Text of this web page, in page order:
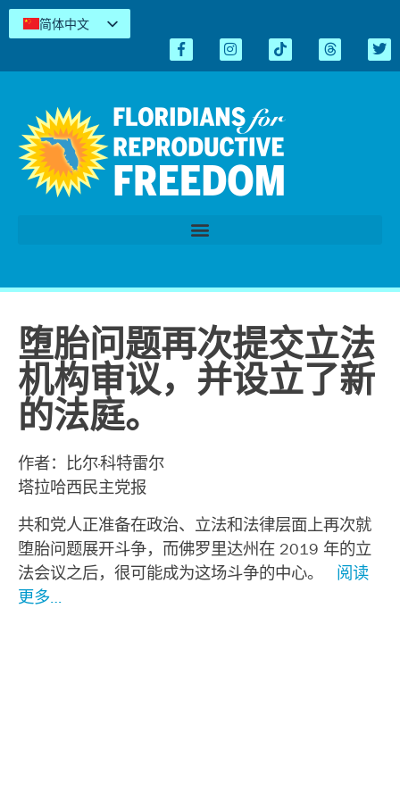
简体中文
Español
Tiếng Việt
العربية
اردو
堕胎问题再次提交立法
机构审议，并设立了新
的法庭。
作者：比尔·科特雷尔
塔拉哈西民主党报
共和党人正准备在政治、立法和法律层面上再次就
堕胎问题展开斗争，而佛罗里达州在 2019 年的立
法会议之后，很可能成为这场斗争的中心。 阅读
更多…